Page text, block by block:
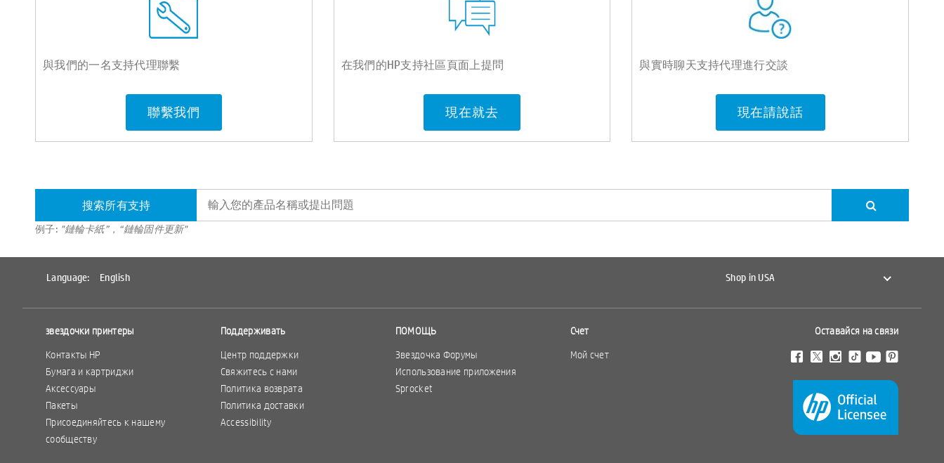
與我們的一名支持代理聯繫
聯繫我們
在我們的HP支持社區頁面上提問
現在就去
與實時聊天支持代理進行交談
現在請說話
搜索所有支持
例子: "鏈輪卡紙”，“鏈輪固件更新"
Language: English Shop in USA
звездочки принтеры
Контакты HP
Бумага и картриджи
Аксессуары
Пакеты
Присоединяйтесь к нашему
сообществу
Поддерживать
Центр поддержки
Свяжитесь с нами
Политика возврата
Политика доставки
Accessibility
ПОМОЩЬ
Звездочка Форумы
Использование приложения
Sprocket
Счет
Мой счет
Оставайся на связи